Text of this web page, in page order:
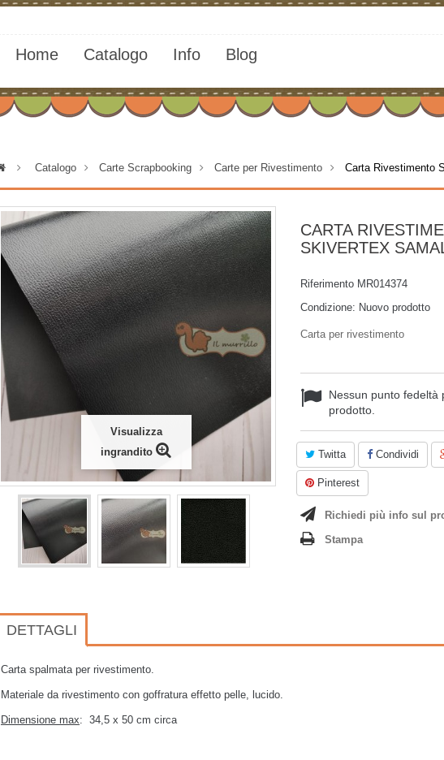
Home Catalogo Info Blog
> Catalogo > Carte Scrapbooking > Carte per Rivestimento > Carta Rivestimento
Visualizza
ingrandito
CARTA
SKIVERTEX
Riferimento MR014374
Condizione: Nuovo prodotto
Carta per rivestimento
Nessun punto fedeltà
prodotto.
Twitta Condividi
Pinterest
Richiedi più info sul
Stampa
DETTAGLI
Carta spalmata per rivestimento.
Materiale da rivestimento con goffratura effetto pelle, lucido.
Dimensione max: 34,5 x 50 cm circa